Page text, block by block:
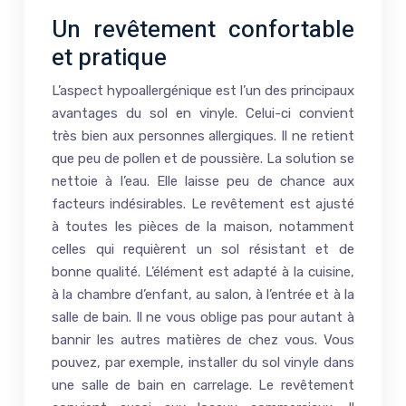
Un revêtement confortable
et pratique
L’aspect hypoallergénique est l’un des principaux
avantages du sol en vinyle. Celui-ci convient
très bien aux personnes allergiques. Il ne retient
que peu de pollen et de poussière. La solution se
nettoie à l’eau. Elle laisse peu de chance aux
facteurs indésirables. Le revêtement est ajusté
à toutes les pièces de la maison, notamment
celles qui requièrent un sol résistant et de
bonne qualité. L’élément est adapté à la cuisine,
à la chambre d’enfant, au salon, à l’entrée et à la
salle de bain. Il ne vous oblige pas pour autant à
bannir les autres matières de chez vous. Vous
pouvez, par exemple, installer du sol vinyle dans
une salle de bain en carrelage. Le revêtement